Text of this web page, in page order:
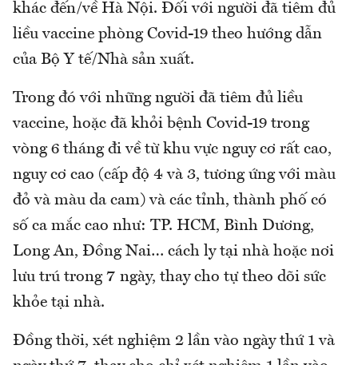
khác đến/về Hà Nội. Đối với người đã tiêm đủ
liều vaccine phòng Covid-19 theo hướng dẫn
của Bộ Y tế/Nhà sản xuất.
Trong đó với những người đã tiêm đủ liều
vaccine, hoặc đã khỏi bệnh Covid-19 trong
vòng 6 tháng đi về từ khu vực nguy cơ rất cao,
nguy cơ cao (cấp độ 4 và 3, tương ứng với màu
đỏ và màu da cam) và các tỉnh, thành phố có
số ca mắc cao như: TP. HCM, Bình Dương,
Long An, Đồng Nai… cách ly tại nhà hoặc nơi
lưu trú trong 7 ngày, thay cho tự theo dõi sức
khỏe tại nhà.
Đồng thời, xét nghiệm 2 lần vào ngày thứ 1 và